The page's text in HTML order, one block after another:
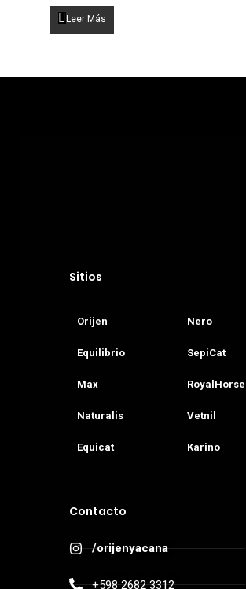
Leer Más
Sitios
Orijen
Equilibrio
Max
Naturalis
Equicat
Nero
SepiCat
RoyalHorse
Vetnil
Karino
Contacto
/orijenyacana
+598 2682 3312